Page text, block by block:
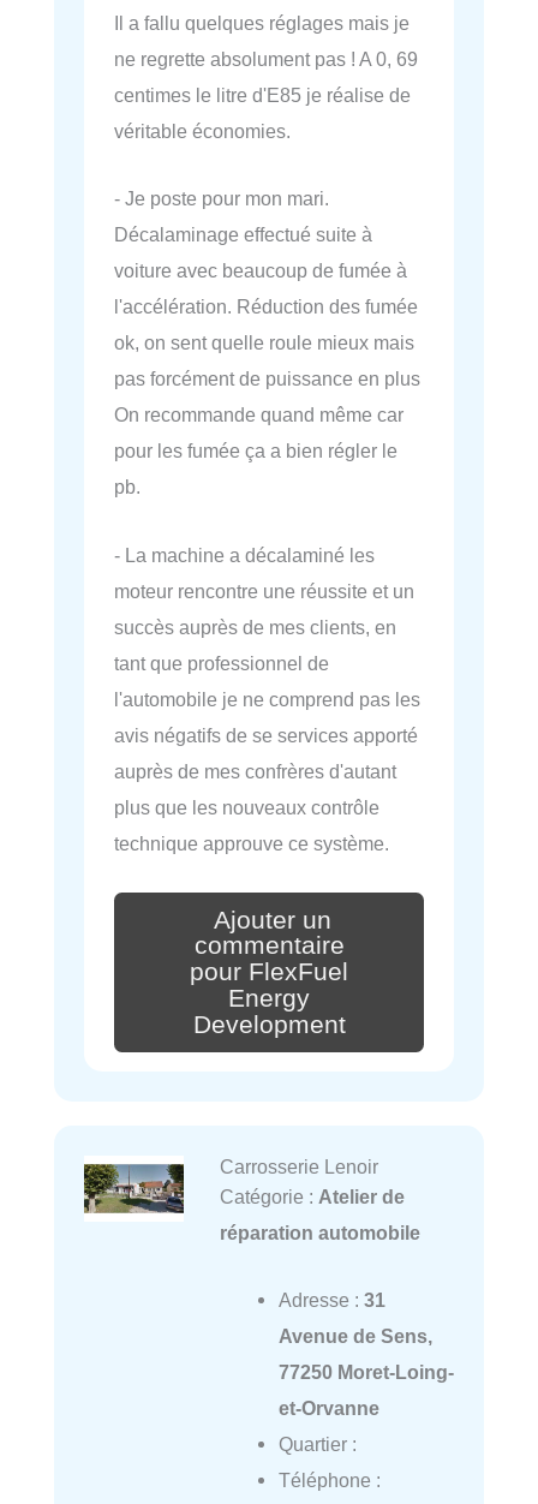
Il a fallu quelques réglages mais je
ne regrette absolument pas ! A 0, 69
centimes le litre d'E85 je réalise de
véritable économies.
- Je poste pour mon mari.
Décalaminage effectué suite à
voiture avec beaucoup de fumée à
l'accélération. Réduction des fumée
ok, on sent quelle roule mieux mais
pas forcément de puissance en plus
On recommande quand même car
pour les fumée ça a bien régler le
pb.
- La machine a décalaminé les
moteur rencontre une réussite et un
succès auprès de mes clients, en
tant que professionnel de
l'automobile je ne comprend pas les
avis négatifs de se services apporté
auprès de mes confrères d'autant
plus que les nouveaux contrôle
technique approuve ce système.
Ajouter un
commentaire
pour FlexFuel
Energy
Development
Carrosserie Lenoir
Catégorie : Atelier de
réparation automobile
Adresse : 31
Avenue de Sens,
77250 Moret-Loing-
et-Orvanne
Quartier :
Téléphone :